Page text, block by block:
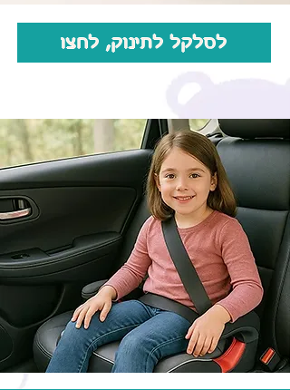
לסלקל לתינוק, לחצו